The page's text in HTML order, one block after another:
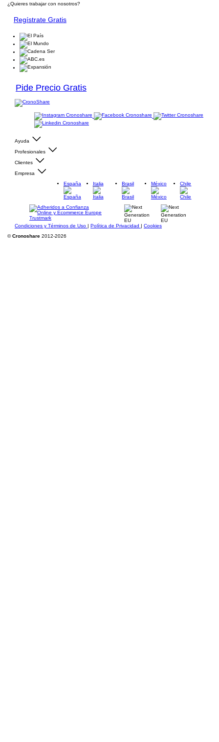
¿Quieres trabajar con nosotros?
Regístrate Gratis
Pide Precio Gratis
Ayuda
Profesionales
Clientes
Empresa
España
Italia Brasil México Chile
Condiciones y Términos de Uso | Política de Privacidad | Cookies
©Cronoshare 2012-2026